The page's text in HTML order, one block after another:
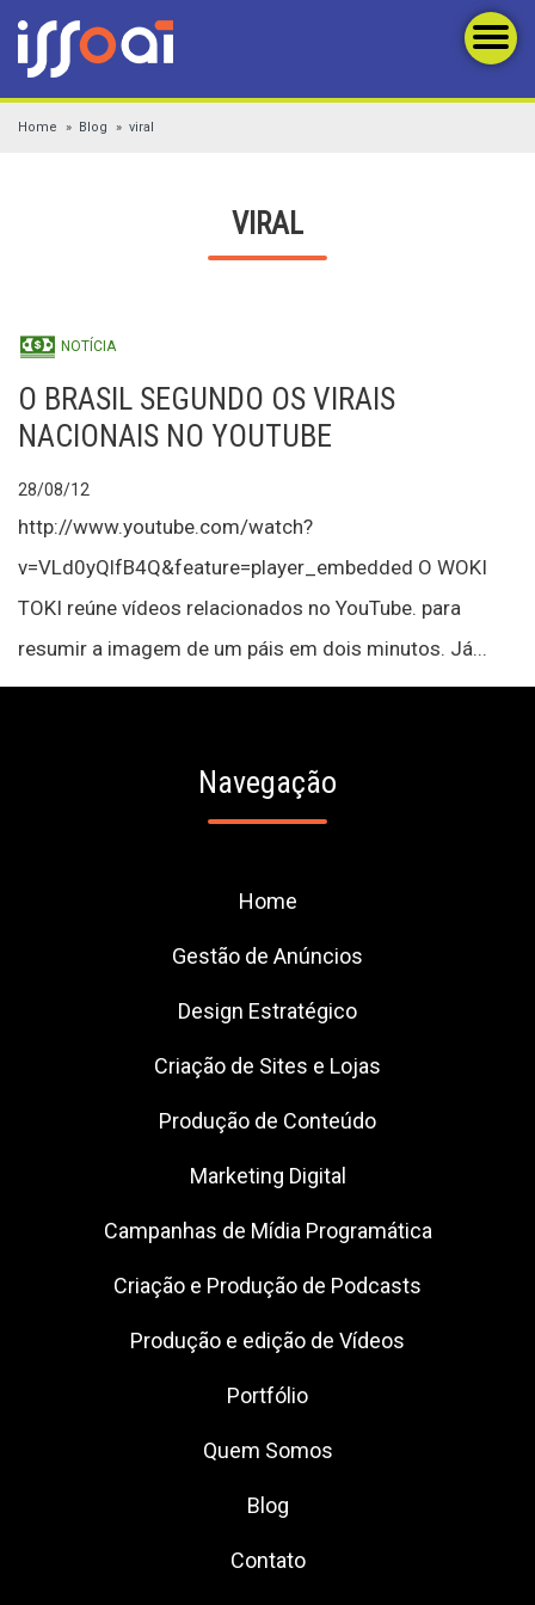
Home Blog viral
VIRAL
NOTÍCIA
O BRASIL SEGUNDO OS VIRAIS
NACIONAIS NO YOUTUBE
28/08/12
http://www.youtube.com/watch?
v=VLd0yQlfB4Q&feature=player_embedded O WOKI
TOKI reúne vídeos relacionados no YouTube. para
resumir a imagem de um páis em dois minutos. Já...
Navegação
Home
Gestão de Anúncios
Design Estratégico
Criação de Sites e Lojas
Produção de Conteúdo
Marketing Digital
Campanhas de Mídia Programática
Criação e Produção de Podcasts
Produção e edição de Vídeos
Portfólio
Quem Somos
Blog
Contato